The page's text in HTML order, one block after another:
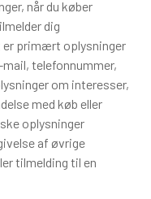
når du køber
dig
er primært oplysninger
telefonnummer,
om interesser,
med køb eller
oplysninger
af øvrige
tilmelding til en